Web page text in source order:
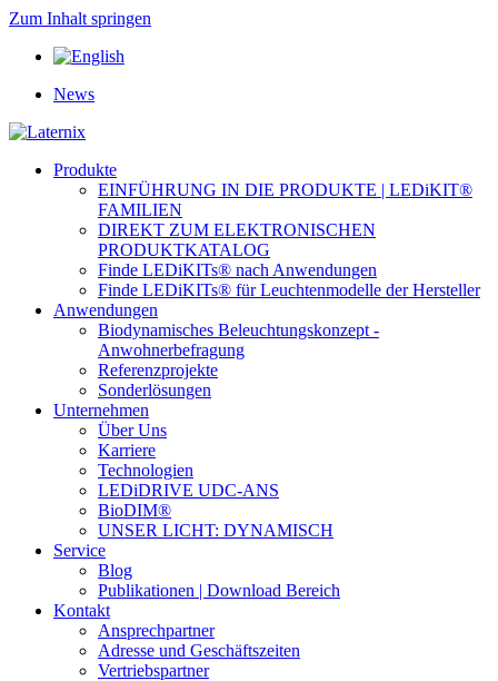
Zum Inhalt springen
News
Produkte
EINFÜHRUNG IN DIE PRODUKTE | LEDiKIT®
FAMILIEN
DIREKT ZUM ELEKTRONISCHEN
PRODUKTKATALOG
Finde LEDiKITs® nach Anwendungen
Finde LEDiKITs® für Leuchtenmodelle der Hersteller
Anwendungen
Biodynamisches Beleuchtungskonzept -
Anwohnerbefragung
Referenzprojekte
Sonderlösungen
Unternehmen
Über Uns
Karriere
Technologien
LEDiDRIVE UDC-ANS
BioDIM®
UNSER LICHT: DYNAMISCH
Service
Blog
Publikationen | Download Bereich
Kontakt
Ansprechpartner
Adresse und Geschäftszeiten
Vertriebspartner